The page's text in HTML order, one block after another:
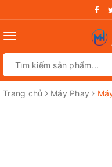
Toggle
Trang chủ Máy Phay